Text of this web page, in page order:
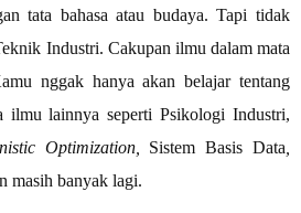
tata bahasa atau budaya. Tapi tidak
Industri. Cakupan ilmu dalam mata
nggak hanya akan belajar tentang
ilmu lainnya seperti Psikologi Industri,
Optimization, Sistem Basis Data
masih banyak lagi.